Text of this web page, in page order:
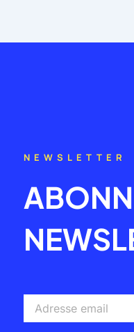
NEWSLETTER
email